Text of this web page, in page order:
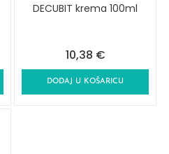
DECUBIT krema 100ml
10,38 €
DODAJ U KOŠARICU